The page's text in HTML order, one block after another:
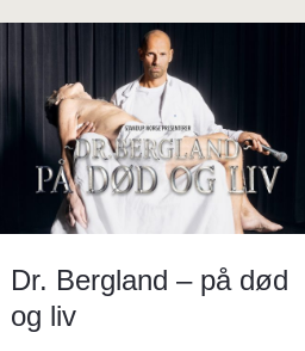
Dr. Bergland – på død
og liv